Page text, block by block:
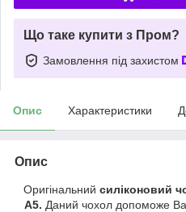
Що таке купити з Пром?
Замовлення під захистом
Опис Характеристики
Опис
Оригінальний силіконовий
A5. Даний чохол допоможе